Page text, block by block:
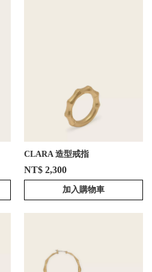
CLARA 造型戒指
NT$ 2,300
加入購物車